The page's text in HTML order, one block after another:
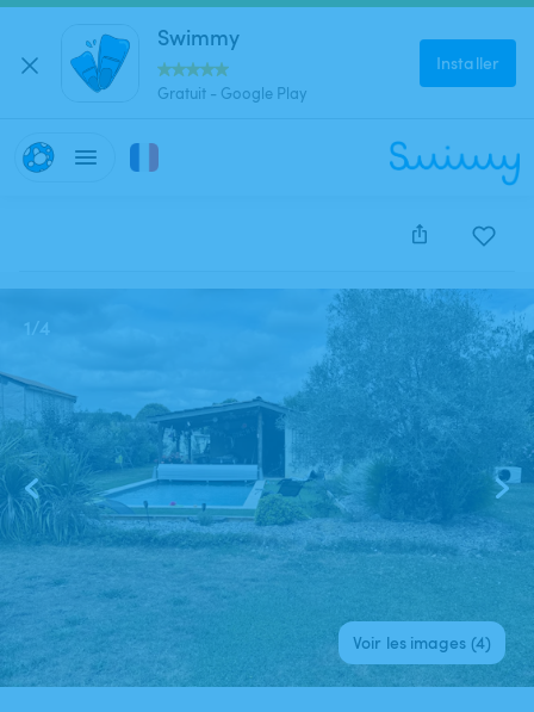
Swimmy
Gratuit - Google Play
Installer
Cette annonce est close et ne peut être réservée.
1/4
Voir les images (4)